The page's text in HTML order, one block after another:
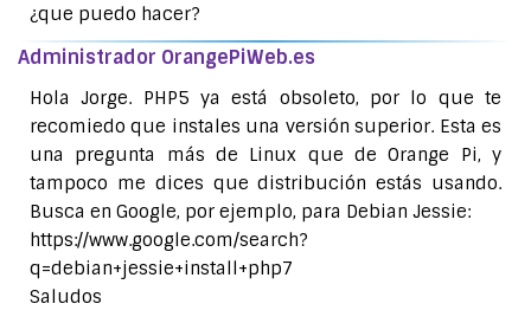
¿que puedo hacer?
Administrador OrangePiWeb.es
Hola Jorge. PHP5 ya está obsoleto, por lo que te
recomiedo que instales una versión superior. Esta es
una pregunta más de Linux que de Orange Pi, y
tampoco me dices que distribución estás usando.
Busca en Google, por ejemplo, para Debian Jessie:
https://www.google.com/search?
q=debian+jessie+install+php7
Saludos